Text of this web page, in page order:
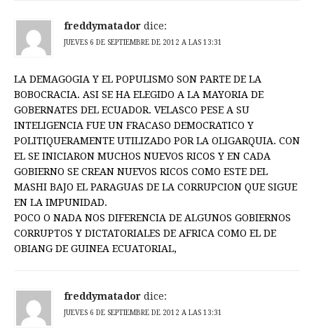
freddymatador dice:
JUEVES 6 DE SEPTIEMBRE DE 2012 A LAS 13:31
LA DEMAGOGIA Y EL POPULISMO SON PARTE DE LA
BOBOCRACIA. ASI SE HA ELEGIDO A LA MAYORIA DE
GOBERNATES DEL ECUADOR. VELASCO PESE A SU
INTELIGENCIA FUE UN FRACASO DEMOCRATICO Y
POLITIQUERAMENTE UTILIZADO POR LA OLIGARQUIA. CON
EL SE INICIARON MUCHOS NUEVOS RICOS Y EN CADA
GOBIERNO SE CREAN NUEVOS RICOS COMO ESTE DEL
MASHI BAJO EL PARAGUAS DE LA CORRUPCION QUE SIGUE
EN LA IMPUNIDAD.
POCO O NADA NOS DIFERENCIA DE ALGUNOS GOBIERNOS
CORRUPTOS Y DICTATORIALES DE AFRICA COMO EL DE
OBIANG DE GUINEA ECUATORIAL,
freddymatador dice:
JUEVES 6 DE SEPTIEMBRE DE 2012 A LAS 13:31